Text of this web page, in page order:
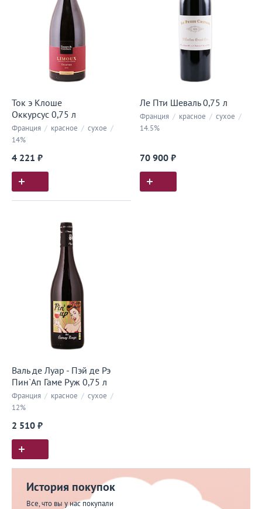
Ток э Клоше
Оккурсус 0,75 л
Франция / красное / сухое /
14%
4 221 ₽
Ле Пти Шеваль 0,75 л
Франция / красное / сухое /
14.5%
70 900 ₽
Валь де Луар - Пэй де Рэ
Пин`Ап Гаме Руж 0,75 л
Франция / красное / сухое /
12%
2 510 ₽
История покупок
Все, что вы у нас покупали